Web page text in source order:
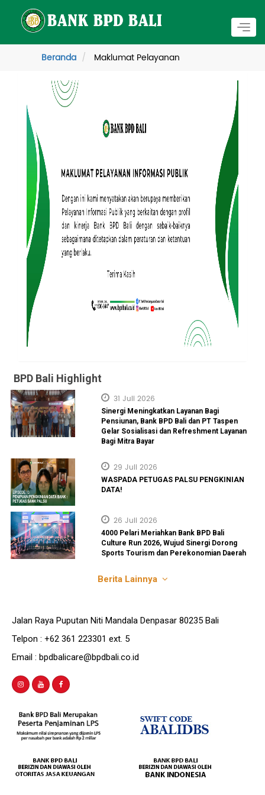
Beranda
Maklumat Pelayanan
BPD Bali Highlight
31 Juli 2026
Sinergi Meningkatkan Layanan Bagi
Pensiunan, Bank BPD Bali dan PT Taspen
Gelar Sosialisasi dan Refreshment Layanan
Bagi Mitra Bayar
29 Juli 2026
WASPADA PETUGAS PALSU PENGKINIAN
DATA!
26 Juli 2026
4000 Pelari Meriahkan Bank BPD Bali
Culture Run 2026, Wujud Sinergi Dorong
Sports Tourism dan Perekonomian Daerah
Berita Lainnya
Jalan Raya Puputan Niti Mandala Denpasar 80235 Bali
Telpon : +62 361 223301 ext. 5
Email : bpdbalicare@bpdbali.co.id